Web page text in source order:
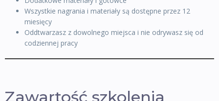
Wszystkie nagrania i materiały są dostępne przez 12
miesięcy
Oddtwarzasz z dowolnego miejsca i nie odrywasz się od
codziennej pracy
Zawartość szkolenia